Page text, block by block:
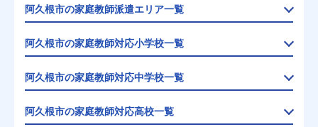
阿久根市の家庭教師派遣エリア一覧
阿久根市の家庭教師対応小学校一覧
阿久根市の家庭教師対応中学校一覧
阿久根市の家庭教師対応高校一覧